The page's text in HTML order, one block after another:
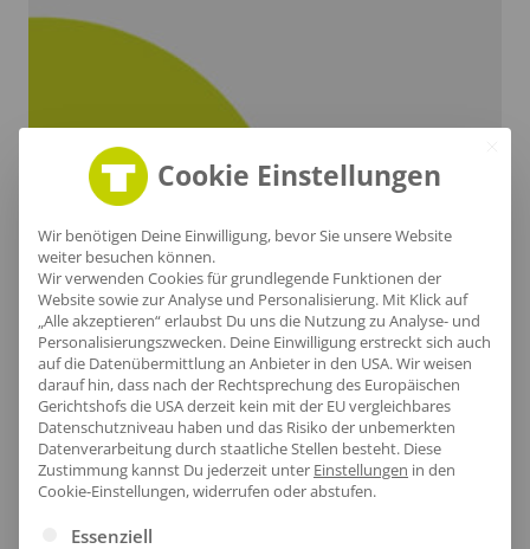
Cookie Einstellungen
Wir benötigen Deine Einwilligung, bevor Sie unsere Website
weiter besuchen können.
Wir verwenden Cookies für grundlegende Funktionen der
Website sowie zur Analyse und Personalisierung. Mit Klick auf
„Alle akzeptieren“ erlaubst Du uns die Nutzung zu Analyse- und
Personalisierungszwecken. Deine Einwilligung erstreckt sich auch
auf die Datenübermittlung an Anbieter in den USA. Wir weisen
darauf hin, dass nach der Rechtsprechung des Europäischen
Gerichtshofs die USA derzeit kein mit der EU vergleichbares
Datenschutzniveau haben und das Risiko der unbemerkten
Datenverarbeitung durch staatliche Stellen besteht. Diese
Zustimmung kannst Du jederzeit unter Einstellungen in den
Cookie-Einstellungen, widerrufen oder abstufen.
Es folgt eine Liste der Service-Gruppen, für die eine
Essenziell